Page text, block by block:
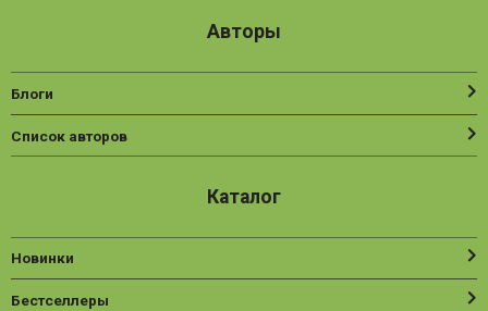
Авторы
Блоги
Список авторов
Каталог
Новинки
Бестселлеры